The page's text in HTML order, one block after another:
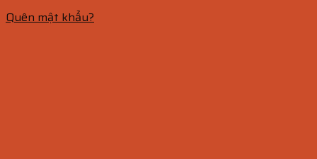
Quên mật khẩu?